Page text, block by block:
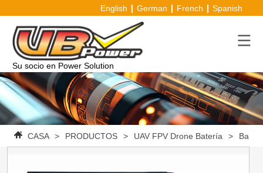
English German French Spanish
Su socio en Power Solution
CASA > PRODUCTOS > UAV FPV Drone Batería >